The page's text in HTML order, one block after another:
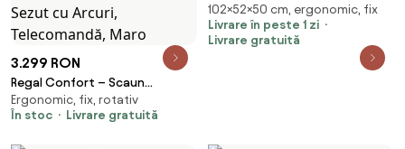
3.299 RON
Regal Confort – Scaun
directorial din Piele Naturală si
Lemn Masiv, Masaj in 7 puncte,
Ergonomic, fix, rotativ
În stoc
Livrare gratuită
EXTRA CF, Negru piele naturala
102×52×50 cm, ergonomic, fix
Livrare în peste 1 zi
Livrare gratuită